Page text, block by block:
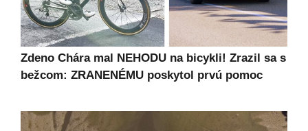
Zdeno Chára mal NEHODU na bicykli! Zrazil sa s
bežcom: ZRANENÉMU poskytol prvú pomoc